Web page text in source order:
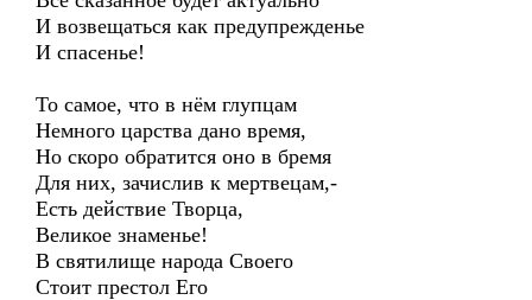
И возвещаться как предупрежденье
И спасенье!
То самое, что в нём глупцам
Немного царства дано время,
Но скоро обратится оно в бремя
Для них, зачислив к мертвецам,-
Есть действие Творца,
Великое знаменье!
В святилище народа Своего
Стоит престол Его